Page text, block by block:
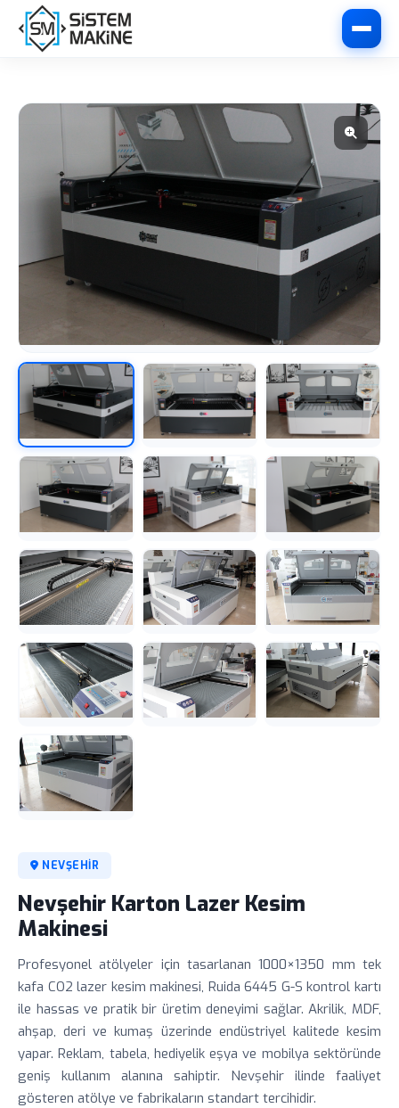
NEVŞEHIR
Nevşehir Karton Lazer Kesim
Makinesi
Profesyonel atölyeler için tasarlanan 1000×1350 mm tek
kafa CO2 lazer kesim makinesi, Ruida 6445 G-S kontrol kartı
ile hassas ve pratik bir üretim deneyimi sağlar. Akrilik, MDF,
ahşap, deri ve kumaş üzerinde endüstriyel kalitede kesim
yapar. Reklam, tabela, hediyelik eşya ve mobilya sektöründe
geniş kullanım alanına sahiptir. Nevşehir ilinde faaliyet
gösteren atölye ve fabrikaların standart tercihidir.